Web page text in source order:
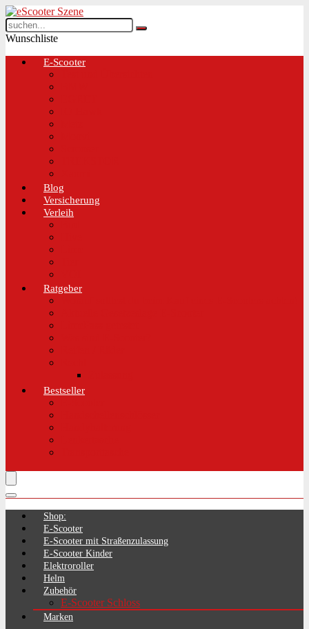
Wunschliste
E-Scooter
Blog
Versicherung
Verleih
Ratgeber
Bestseller
Shop:
E-Scooter
E-Scooter mit Straßenzulassung
E-Scooter Kinder
Elektroroller
Helm
Zubehör
E-Scooter Schloss
Marken